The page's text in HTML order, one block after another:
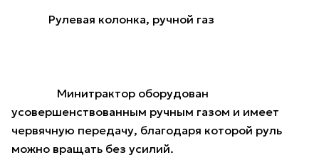
Рулевая колонка, ручной газ
Минитрактор оборудован
усовершенствованным ручным газом и имеет
червячную передачу, благодаря которой руль
можно вращать без усилий.